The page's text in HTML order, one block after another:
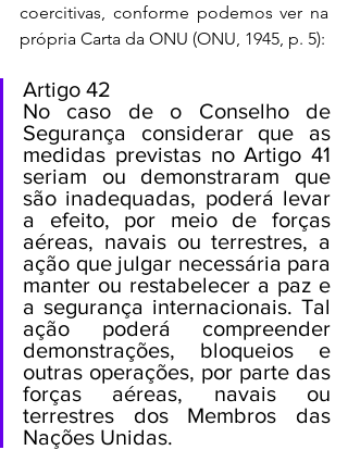
coercitivas, conforme podemos ver na
própria Carta da ONU (ONU, 1945, p. 5):
Artigo 42
No caso de o Conselho de
Segurança considerar que as
medidas previstas no Artigo 41
seriam ou demonstraram que
são inadequadas, poderá levar
a efeito, por meio de forças
aéreas, navais ou terrestres, a
ação que julgar necessária para
manter ou restabelecer a paz e
a segurança internacionais. Tal
ação poderá compreender
demonstrações, bloqueios e
outras operações, por parte das
forças aéreas, navais ou
terrestres dos Membros das
Nações Unidas.